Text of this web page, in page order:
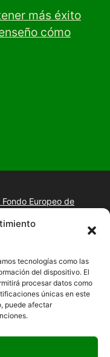
tecnologías como las
del dispositivo. El
procesar datos como
únicas en este
puede afectar
más éxito
cómo
Tuétano
de Restaurante Tuétano
Europeo de
fomento de la
de una estrategia
de la Comunidad